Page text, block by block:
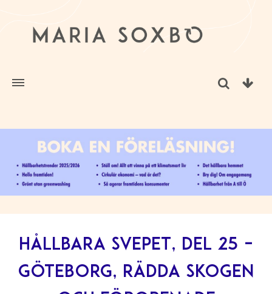
Hållbara svepet, del 25 –
Göteborg, rädda skogen